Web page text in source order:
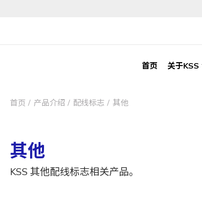
首页 关于KSS
首页 产品介绍 配线标志 其他
其他
KSS 其他配线标志相关产品。